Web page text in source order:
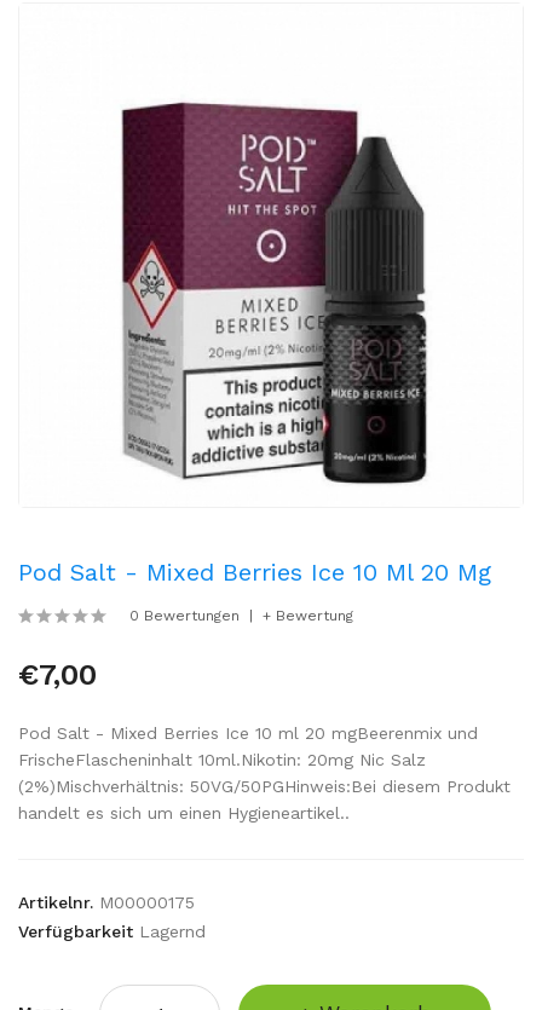
Pod Salt - Mixed Berries Ice 10 Ml 20 Mg
0 Bewertungen + Bewertung
€7,00
Pod Salt - Mixed Berries Ice 10 ml 20 mgBeerenmix und
FrischeFlascheninhalt 10ml.Nikotin: 20mg Nic Salz
(2%)Mischverhältnis: 50VG/50PGHinweis:Bei diesem Produkt
handelt es sich um einen Hygieneartikel..
Artikelnr. M00000175
Verfügbarkeit Lagernd